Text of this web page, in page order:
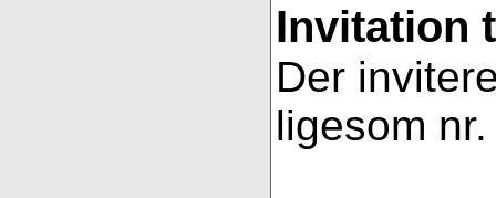
Invitation
Der
ligesom